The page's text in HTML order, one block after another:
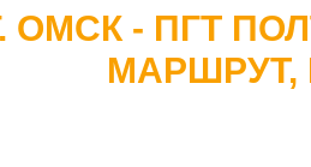
ОМСК - ПГТ
МАРШРУТ,